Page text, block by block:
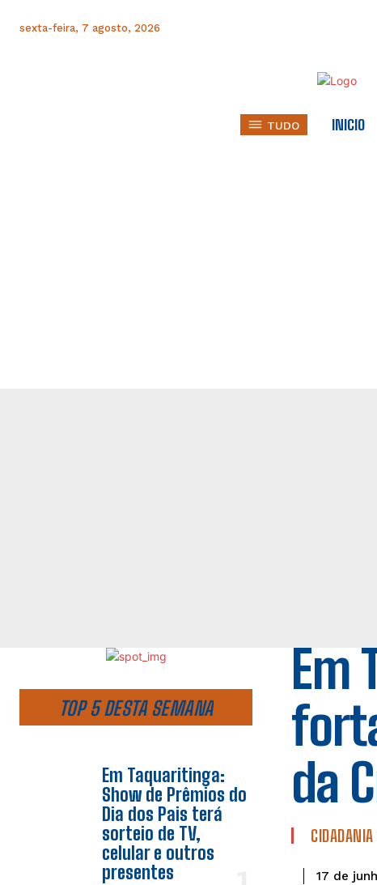
sexta-feira, 7 agosto, 2026
TUDO INICIO
TOP 5 DESTA SEMANA
Em Taquaritinga:
Show de Prêmios do
Dia dos Pais terá
sorteio de TV,
celular e outros
presentes
Em
da
CIDADANIA
17 de